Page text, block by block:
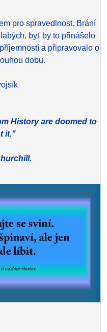
pro spravedlnost. Brání
byť by to přinášelo
a připravovalo o
dobu.
History are doomed to
it."